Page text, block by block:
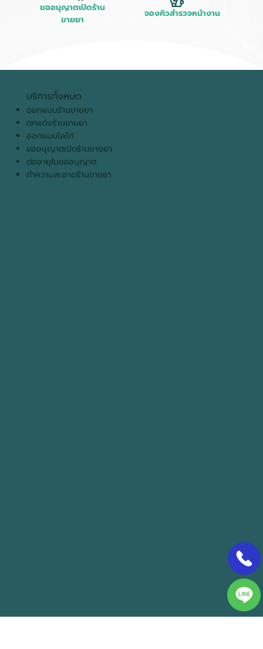
ขออนุญาตเปิดร้าน
ขายยา
จองคิวสำรวจหน้างาน
บริการทั้งหมด
ออกแบบร้านขายยา
ตกแต่งร้านขายยา
ออกแบบโลโก้
ขออนุญาตเปิดร้านขายยา
ต่ออายุใบขออนุญาต
ทำความสะอาดร้านขายยา